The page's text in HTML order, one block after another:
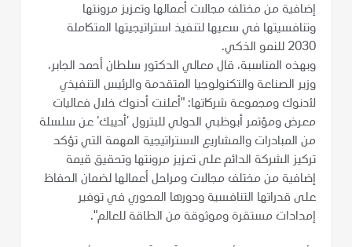
إضافية من مختلف مجالات أعمالها وتعزيز مرونتها
وتنافسيتها في سعيها لتنفيذ استراتيجيتها المتكاملة
2030 للنمو الذكي.
وبهذه المناسبة، قال معالي الدكتور سلطان أحمد الجابر،
وزير الصناعة والتكنولوجيا المتقدمة والرئيس التنفيذي
لأدنوك ومجموعة شركاتها: "أعلنت أدنوك خلال فعاليات
معرض ومؤتمر أبوظبي الدولي للبترول ’أديبك‘ عن سلسلة
من المبادرات والمشاريع الاستراتيجية المهمة التي تؤكد
تركيز الشركة الدائم على تعزيز مرونتها وتحقيق قيمة
إضافية من مختلف مجالات ومراحل أعمالها لضمان الحفاظ
على قدراتها التنافسية ودورها المحوري في توفير
إمدادات مستقرة وموثوقة من الطاقة للعالم".